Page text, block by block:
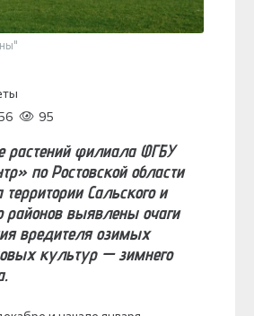
95
растений филиала ФГБУ
по Ростовской области
Сальского и
районов выявлены очаги
вредителя озимых
культур — зимнего